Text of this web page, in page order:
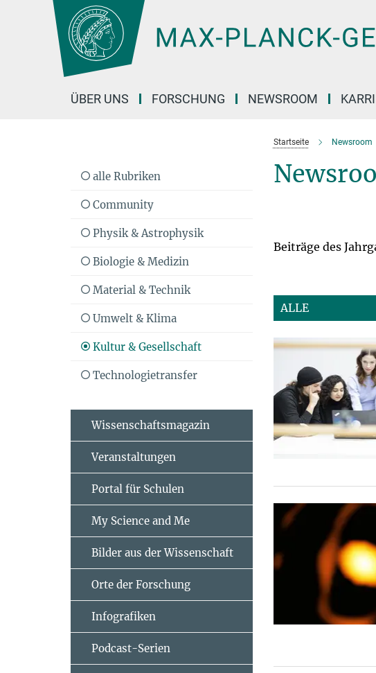
Hauptinhalt
ÜBER UNS FORSCHUNG NEWSROOM
Startseite Newsroom
Beiträge des
ALLE
alle Rubriken
Community
Physik & Astrophysik
Biologie & Medizin
Material & Technik
Umwelt & Klima
Kultur & Gesellschaft
Technologietransfer
Wissenschaftsmagazin
Veranstaltungen
Portal für Schulen
My Science and Me
Bilder aus der Wissenschaft
Orte der Forschung
Infografiken
Podcast-Serien